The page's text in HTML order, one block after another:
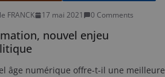
FRANCK 17 mai 2021 0 Comments
nouvel enjeu
âge numérique offre-t-il une meilleure